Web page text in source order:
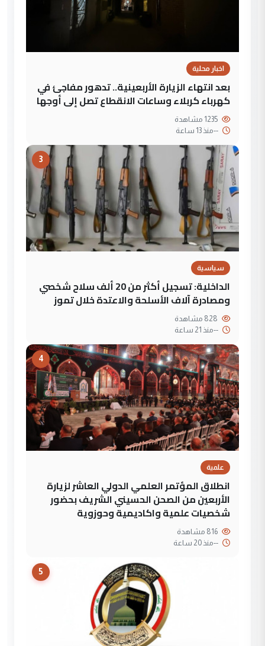
اخبار محلية
بعد انتهاء الزيارة الأربعينية.. تدهور مفاجئ في
كهرباء كربلاء وساعات الانقطاع تصل إلى أوجها
--منذ 13 ساعة
3
سياسية
الداخلية: تسجيل أكثر من 20 ألف سلاح شخصي
ومصادرة آلاف الأسلحة والاعتدة خلال تموز
--منذ 21 ساعة
4
علمية
انطلاق المؤتمر العلمي الدولي العاشر لزيارة
الأربعين من الصحن الحسيني الشريف بحضور
شخصيات علمية واكاديمية وحوزوية
--منذ 20 ساعة
5